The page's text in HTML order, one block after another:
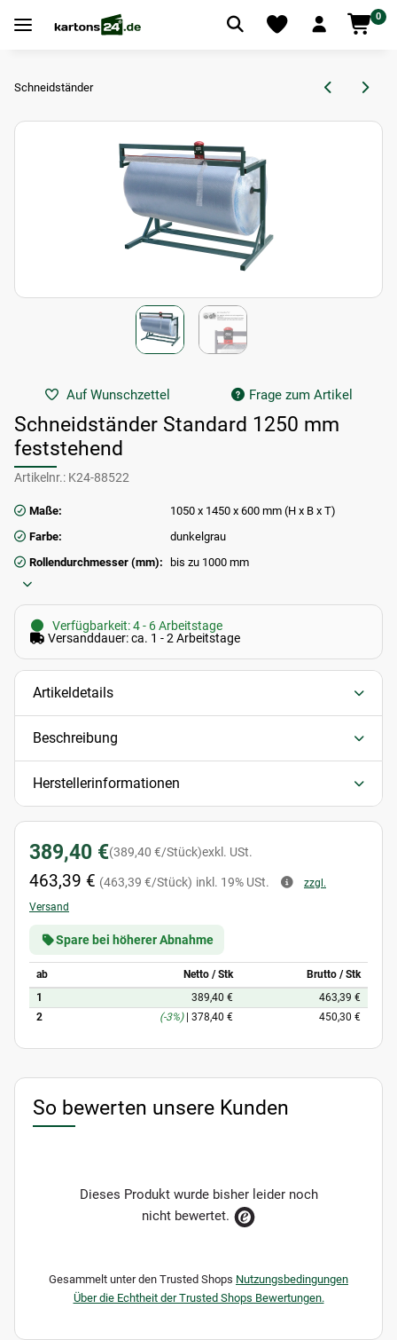
0
Schneidständer
Auf Wunschzettel Frage zum Artikel
Schneidständer Standard 1250 mm
feststehend
Artikelnr.: K24-88522
Maße:
1050 x 1450 x 600 mm (H x B x T)
Farbe:
dunkelgrau
Rollendurchmesser (mm):
bis zu 1000 mm
Verfügbarkeit: 4 - 6 Arbeitstage
Versanddauer: ca. 1 - 2 Arbeitstage
Artikeldetails
Beschreibung
Herstellerinformationen
389,40 €(389,40 €/Stück)exkl. USt.
463,39 € (463,39 €/Stück) inkl. 19% USt.
zzgl.
Versand
Spare bei höherer Abnahme
ab Netto / Stk
Brutto / Stk
1
389,40 €
463,39 €
2
(-3%) 378,40 € 450,30 €
So bewerten unsere Kunden
Dieses Produkt wurde bisher leider noch
nicht bewertet.
Gesammelt unter den Trusted Shops Nutzungsbedingungen
Über die Echtheit der Trusted Shops Bewertungen.